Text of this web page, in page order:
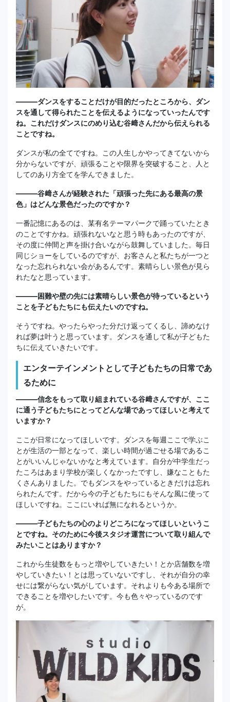
―――ダンスをすることだけが目的だったところから、ダン
スを通して得られたことを伝えるようになっていったんです
ね。これだけダンスにのめり込む谷﨑さんだから伝えられる
ことですね。
ダンスが私の全てですね。この人生しかやってきてないから
分からないですが、頑張ることや限界を突破すること、人と
してのあり方全てを学んできました。
―――谷﨑さんが経験された「頑張った先にある最高の景
色」はどんな景色だったのですか？
一番記憶にあるのは、某有名テーマパークで踊っていたとき
のことですかね。頑張れないなと思う時もあったのですが、
その度に仲間と声を掛け合いながら鼓舞していました。毎日
同じショーをしているのですが、お客さんと私たちが一つと
なった忘れられない会があるんです。素晴らしい景色が見ら
れたなと思っています。
―――困難や壁の先には素晴らしい景色が待っているという
ことを子どもたちにも伝えたいのですね。
そうですね。やったらやった分だけ返ってくるし、諦めなけ
れば夢は叶うと思っています。ダンスを通して私が子どもた
ちに伝えていきたいです。
エンターテインメントとして子どもたちの日常であ
るために
―――信念をもって取り組まれている谷﨑さんですが、ここ
に通う子どもたちにとってどんな場であってほしいと考えて
いますか？
ここが日常になってほしいです。ダンスを毎週ここで学ぶこ
とが生活の一部となって、楽しい時間が過ごせる場であるこ
とがいいんじゃないかなと考えています。自分が中学生だっ
たころはあまり学校が楽しくなかったですし、嫌なこともた
くさんありました。でもダンスをやっているときだけは忘れ
られたんです。だから今の子どもたちにもそんな風に使って
ほしいですね。ここにいれば無になれるというか。
―――子どもたちの心のよりどころになってほしいというこ
とですね。そのために今後スタジオ運営について取り組んで
みたいことはありますか？
これから生徒数をもっと増やしていきたい！とか店舗数を増
やしていきたい！とは思っていないですし、それが自分の幸
せには繋がらない気がしています。それよりも今ある場所で
できることを増やしたいです。今も色々やっているのです
が。